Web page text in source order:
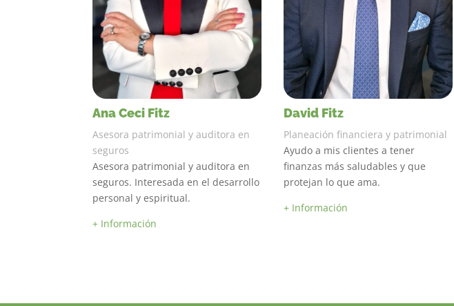
Ana Ceci Fitz
Asesora patrimonial y auditora en
seguros
Asesora patrimonial y auditora en
seguros. Interesada en el desarrollo
personal y espiritual.
+ Información
David Fitz
Planeación financiera y patrimonial
Ayudo a mis clientes a tener
finanzas más saludables y que
protejan lo que ama.
+ Información